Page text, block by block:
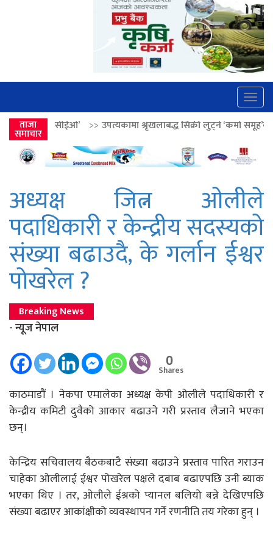
ताजा
समाचार
उपत्यकामा श्रृंखलाबद्ध सिक्री लुट्ने ‘कर्मा समूह’का नाइकेसहित पाँच
अध्यक्ष जित्न ओलीले
पदाधिकारी र केन्द्रीय सदस्यको
संख्या बढाउदै, के गर्लान ईश्वर
पोखरेल ?
Breaking News
- न्यूज नेपाल
0
Shares
काठमाडाैं । नेकपा एमालेका अध्यक्ष केपी ओलीले पदाधिकारी र
केन्द्रीय कमिटी दुवैको आकार बढाउने गरी प्रस्ताव लैजाने भएका
छन्।
केन्द्रिय सचिवालय बैठकबाटै संख्या बढाउने प्रस्ताव पारित गराउन
चाहेका ओलीलाई ईश्वर पोखरेल पक्षले दबाब बढाएपछि उनी ब्याक
भएका थिए । तर, ओलीले ईश्रको प्यानल बलियो बन्ने देखिएपछि
संख्या बढाएर आकांक्षीको व्यवस्थापन गर्ने रणनीति तय गरेका हुन् ।